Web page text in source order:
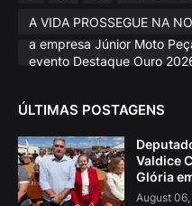
A VIDA PROSSEGUE NA
a empresa Júnior Moto
evento Destaque Ouro
ÚLTIMAS POSTAGENS
Valdice
Glória
August